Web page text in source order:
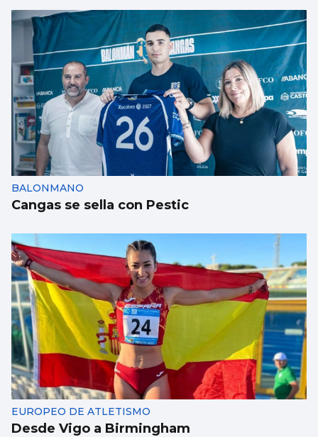
BALONMANO
Cangas se sella con Pestic
EUROPEO DE ATLETISMO
Desde Vigo a Birmingham